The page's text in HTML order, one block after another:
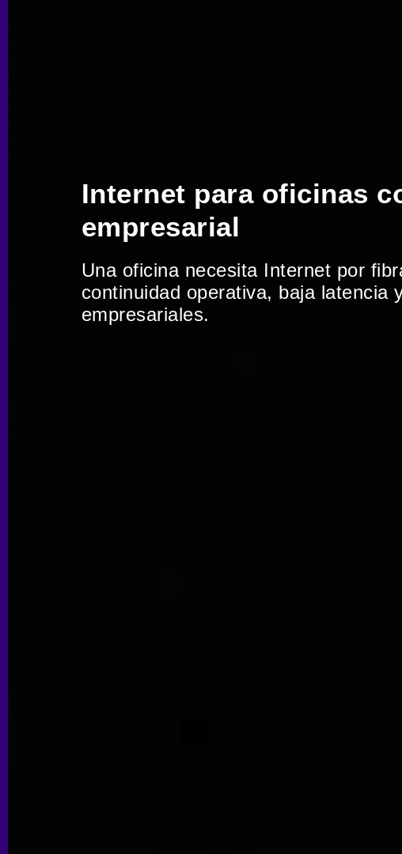
Internet para oficinas
empresarial
Una oficina necesita Internet por
continuidad operativa, baja latencia
empresariales.